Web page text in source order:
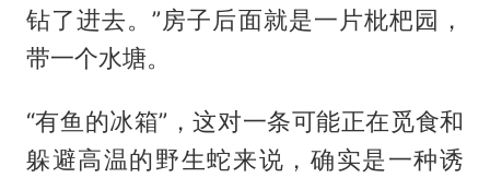
钻了进去。”房子后面就是一片枇杷园，
带一个水塘。
“有鱼的冰箱”，这对一条可能正在觅食和
躲避高温的野生蛇来说，确实是一种诱